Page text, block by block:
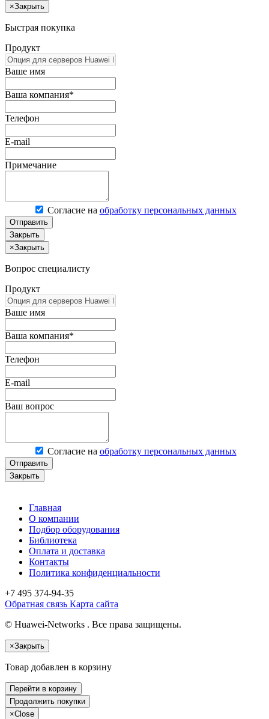
×Закрыть
Быстрая покупка
Продукт
Ваше имя
Ваша компания*
Телефон
E-mail
Примечание
Согласие на обработку персональных данных
Отправить
Закрыть
×Закрыть
Вопрос специалисту
Продукт
Ваше имя
Ваша компания*
Телефон
E-mail
Ваш вопрос
Согласие на обработку персональных данных
Отправить
Закрыть
Главная
О компании
Подбор оборудования
Библиотека
Оплата и доставка
Контакты
Политика конфиденциальности
+7 495 374-94-35
Обратная связь Карта сайта
© Huawei-Networks . Все права защищены.
×Закрыть
Товар добавлен в корзину
Перейти в корзину
Продолжить покупки
×Close